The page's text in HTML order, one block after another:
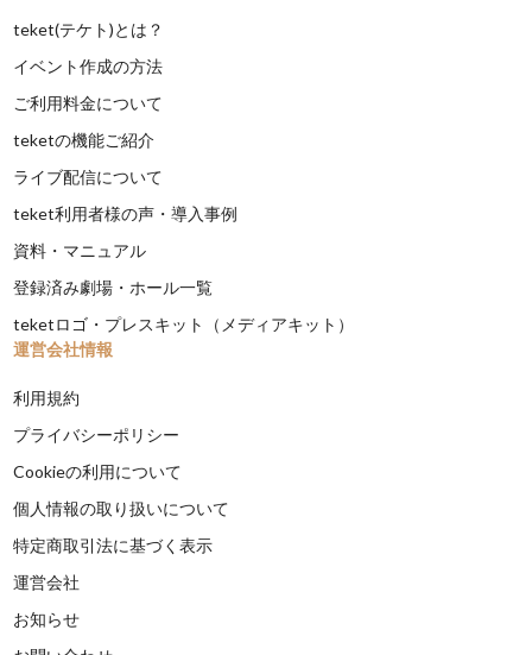
teket(テケト)とは？
イベント作成の方法
ご利用料金について
teketの機能ご紹介
ライブ配信について
teket利用者様の声・導入事例
資料・マニュアル
登録済み劇場・ホール一覧
teketロゴ・プレスキット（メディアキット）
運営会社情報
利用規約
プライバシーポリシー
Cookieの利用について
個人情報の取り扱いについて
特定商取引法に基づく表示
運営会社
お知らせ